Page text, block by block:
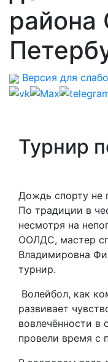
района
Версия для
Турнир
Дождь спорту не
По традиции в
несмотря на
ООЛДС, мастер
Владимировна
турнир.
Волейбол, как
развивает
вовлечённости в
провели время с